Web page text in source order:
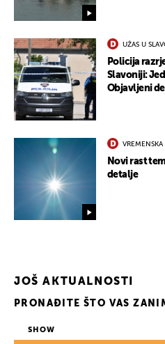
UŽAS U
Policija
Slavoniji:
Objavljeni
Novi rast
detalje
JOŠ AKTUALNOSTI
PRONAĐITE ŠTO VAS
SHOW
UKLJUČITE